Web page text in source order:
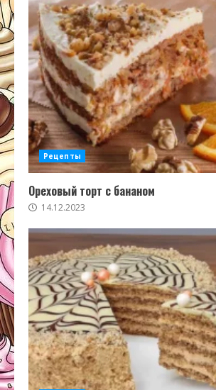
Рецепты
Ореховый торт с бананом
14.12.2023